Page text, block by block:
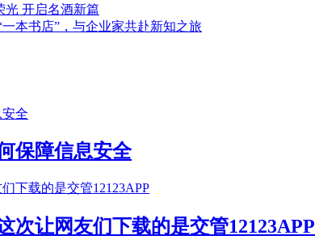
光 开启名酒新篇
本书店”，与企业家共赴新知之旅
保障信息安全
次让网友们下载的是交管12123APP